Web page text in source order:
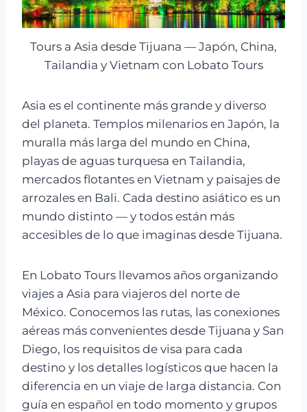
Tours a Asia desde Tijuana — Japón, China,
Tailandia y Vietnam con Lobato Tours
Asia es el continente más grande y diverso
del planeta. Templos milenarios en Japón, la
muralla más larga del mundo en China,
playas de aguas turquesa en Tailandia,
mercados flotantes en Vietnam y paisajes de
arrozales en Bali. Cada destino asiático es un
mundo distinto — y todos están más
accesibles de lo que imaginas desde Tijuana.
En Lobato Tours llevamos años organizando
viajes a Asia para viajeros del norte de
México. Conocemos las rutas, las conexiones
aéreas más convenientes desde Tijuana y San
Diego, los requisitos de visa para cada
destino y los detalles logísticos que hacen la
diferencia en un viaje de larga distancia. Con
guía en español en todo momento y grupos